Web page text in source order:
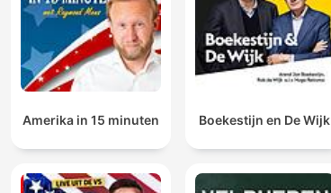
análise aponta a controvérsia sobre o método de
armas em vez da sua destruição imediata.
lhe muito jeito de manter as guerras. Isto
um conceito estranho, mas a verdade é
Amerika in 15 minuten Boekestijn en De Wijk